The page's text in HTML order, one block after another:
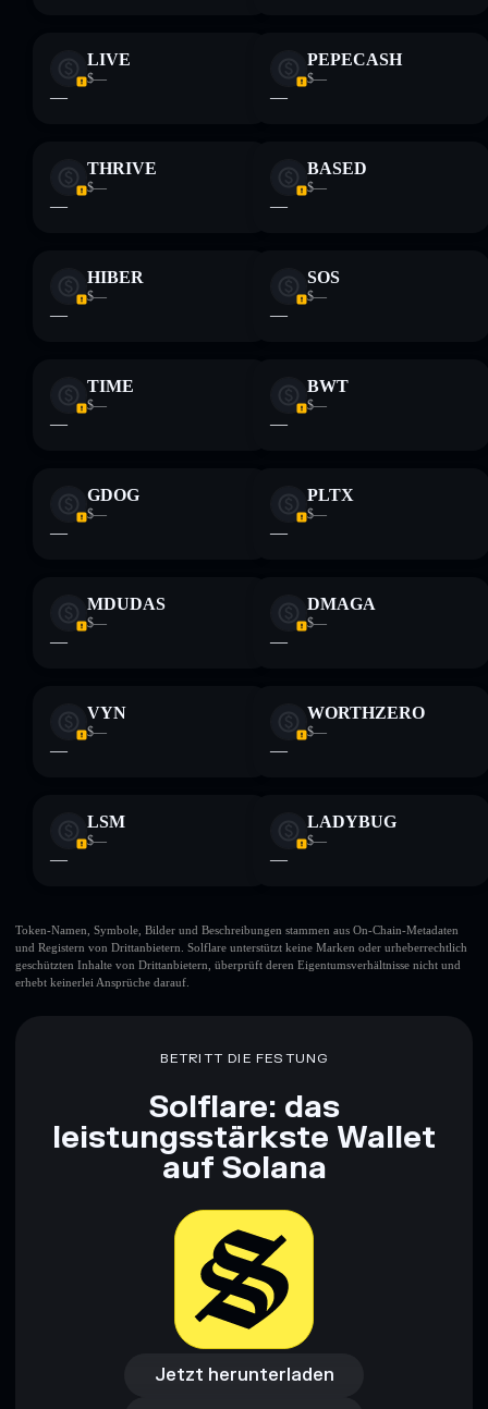
LIVE
$—
—
PEPECASH
$—
—
THRIVE
$—
—
BASED
$—
—
HIBER
$—
—
SOS
$—
—
TIME
$—
—
BWT
$—
—
GDOG
$—
—
PLTX
$—
—
MDUDAS
$—
—
DMAGA
$—
—
VYN
$—
—
WORTHZERO
$—
—
LSM
$—
—
LADYBUG
$—
—
Token-Namen, Symbole, Bilder und Beschreibungen stammen aus On-Chain-Metadaten
und Registern von Drittanbietern. Solflare unterstützt keine Marken oder urheberrechtlich
geschützten Inhalte von Drittanbietern, überprüft deren Eigentumsverhältnisse nicht und
erhebt keinerlei Ansprüche darauf.
BETRITT DIE FESTUNG
Solflare: das
leistungsstärkste Wallet
auf Solana
Jetzt herunterladen
Jetzt herunterladen
Zugriff auf die Wallet